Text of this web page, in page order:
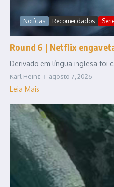
Notícias Recomendados
Round 6 | Netflix
Derivado em língua inglesa foi
Karl Heinz agosto 7, 2026
Leia Mais